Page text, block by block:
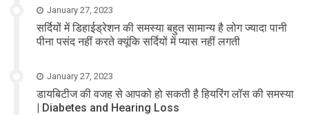
January 27, 2023
सर्दियों में डिहाईड्रेशन की समस्या बहुत सामान्य है लोग ज्यादा पानी
पीना पसंद नहीं करते क्यूंकि सर्दियों में प्यास नहीं लगती
January 27, 2023
डायबिटीज की वजह से आपको हो सकती है हियरिंग लॉस की समस्या
| Diabetes and Hearing Loss